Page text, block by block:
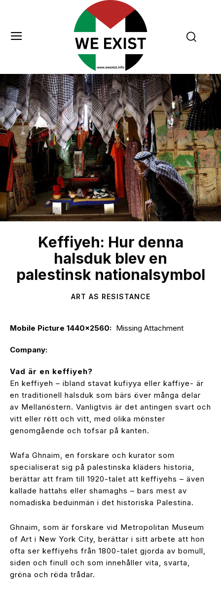
Keffiyeh: Hur denna
halsduk blev en
palestinsk nationalsymbol
ART AS RESISTANCE
Mobile Picture 1440x2560: Missing Attachment
Company:
Vad är en keffiyeh?
En keffiyeh – ibland stavat kufiyya eller kaffiye- är
en traditionell halsduk som bärs över många delar
av Mellanöstern. Vanligtvis är det antingen svart och
vitt eller rött och vitt, med olika mönster
genomgående och tofsar på kanten.
Wafa Ghnaim, en forskare och kurator som
specialiserat sig på palestinska kläders historia,
berättar att fram till 1920-talet att keffiyehs – även
kallade hattahs eller shamaghs – bars mest av
nomadiska beduinmän i det historiska Palestina.
Ghnaim, som är forskare vid Metropolitan Museum
of Art i New York City, berättar i sitt arbete att hon
ofta ser keffiyehs från 1800-talet gjorda av bomull,
siden och finull och som innehåller vita, svarta,
gröna och röda trådar.